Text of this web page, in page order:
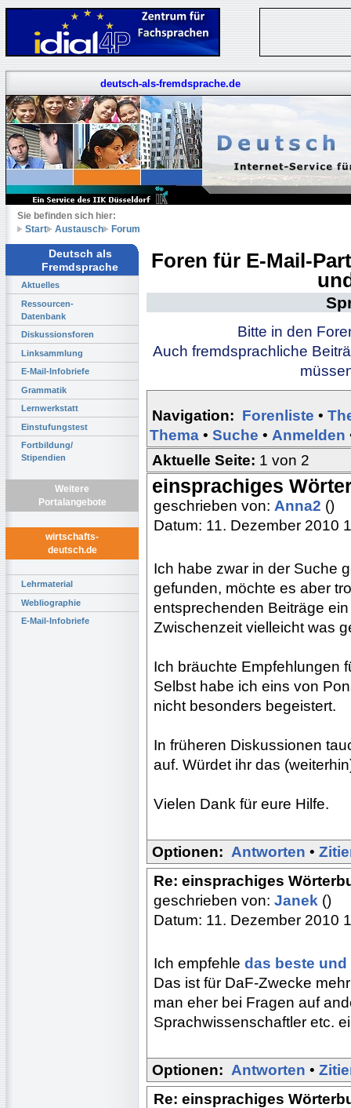
deutsch-als-fremdsprache.de
Sie befinden sich hier:
Start
Austausch Forum
Deutsch als
Fremdsprache
Aktuelles
Ressourcen-
Datenbank
Diskussionsforen
Linksammlung
E-Mail-Infobriefe
Grammatik
Lernwerkstatt
Einstufungstest
Fortbildung/
Stipendien
Weitere
Portalangebote
wirtschafts-
deutsch.de
Lehrmaterial
Webliographie
E-Mail-Infobriefe
Foren für E-Mail-
Bitte in den
Auch fremdsprachliche
Navigation: Forenliste •
Thema • Suche • Anmelden
Aktuelle Seite: 1 von 2
einsprachiges
geschrieben von: Anna2 ()
Datum: 11. Dezember 2010
Ich habe zwar in der Suche
gefunden, möchte es aber
entsprechenden Beiträge
Zwischenzeit vielleicht was
Ich bräuchte Empfehlungen
Selbst habe ich eins von
nicht besonders begeistert.
In früheren Diskussionen
auf. Würdet ihr das
Vielen Dank für eure Hilfe.
Optionen: Antworten •
Re: einsprachiges
geschrieben von: Janek ()
Datum: 11. Dezember 2010
Ich empfehle das beste
Das ist für DaF-Zwecke
man eher bei Fragen auf
Sprachwissenschaftler etc.
Optionen: Antworten •
Re: einsprachiges